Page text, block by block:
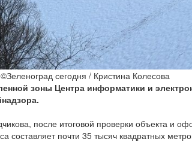
сегодня / Кристина Колесова
зоны Центра информатики и
после итоговой проверки объекта и
почти 35 тысяч квадратных